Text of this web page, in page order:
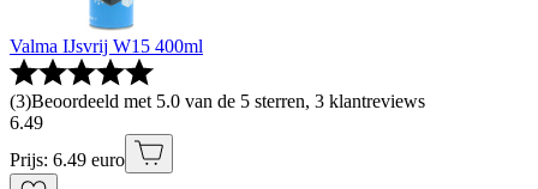
Valma IJsvrij W15 400ml
(3)Beoordeeld met 5.0 van de 5 sterren, 3 klantreviews
6.49
Prijs: 6.49 euro